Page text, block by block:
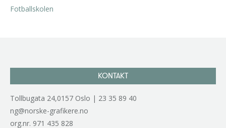
KONTAKT
Tollbugata 24,0157 Oslo | 23 35 89 40
ng@norske-grafikere.no
org.nr. 971 435 828